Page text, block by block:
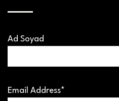
Ad Soyad
Email Address*